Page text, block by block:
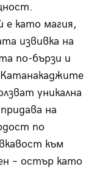
е като магия,
извивка на
по-бързи и
Катанакаджите
уникална
на
по
към
– остър като